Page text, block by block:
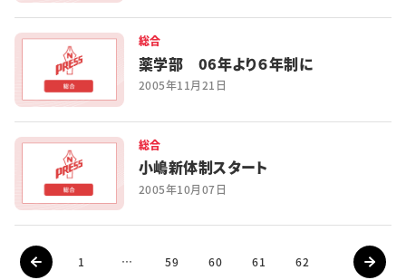
総合
薬学部 06年より６年制に
2005年11月21日
総合
小嶋新体制スタート
2005年10月07日
1 … 59 60 61 62